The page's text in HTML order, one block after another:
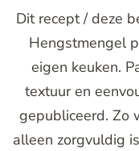
Dit recept / deze
Hengstmengel
eigen keuken.
textuur en
gepubliceerd. Zo
alleen zorgvuldig